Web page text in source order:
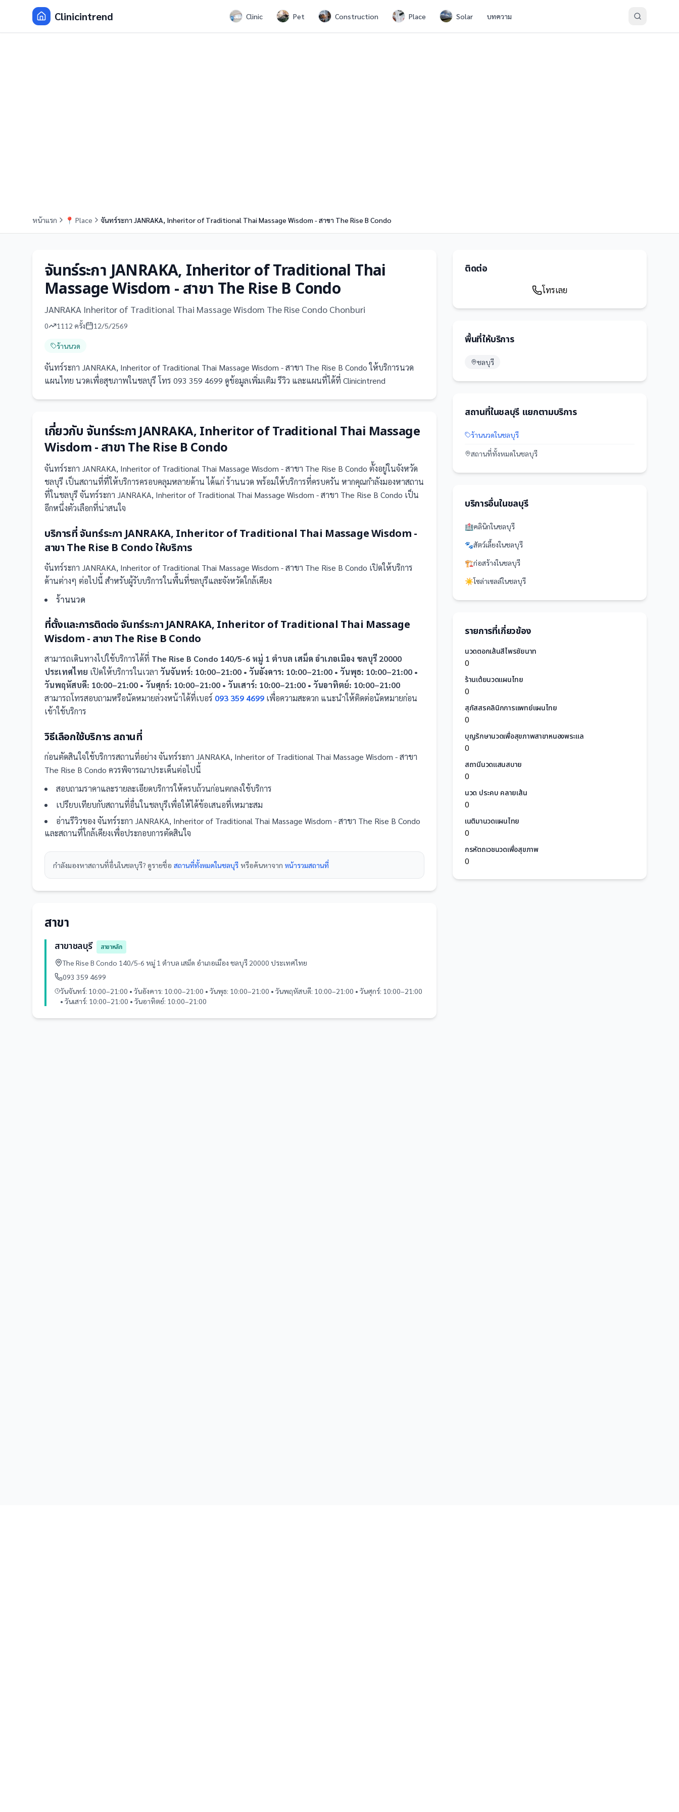
Clinicintrend Clinic Pet Construction Place Solar บทความ
หน้าแรก 📍 Place จันทร์ระกา JANRAKA, Inheritor of Traditional Thai Massage Wisdom - สาขา The Rise B Condo
จันทร์ระกา JANRAKA, Inheritor of Traditional Thai
Massage Wisdom - สาขา The Rise B Condo
JANRAKA Inheritor of Traditional Thai Massage Wisdom The Rise Condo Chonburi
0 1112 ครั้ง 12/5/2569
ร้านนวด
จันทร์ระกา JANRAKA, Inheritor of Traditional Thai Massage Wisdom - สาขา The Rise B Condo ให้บริการนวด
แผนไทย นวดเพื่อสุขภาพในชลบุรี โทร 093 359 4699 ดูข้อมูลเพิ่มเติม รีวิว และแผนที่ได้ที่ Clinicintrend
เกี่ยวกับ จันทร์ระกา JANRAKA, Inheritor of Traditional Thai Massage
Wisdom - สาขา The Rise B Condo
จันทร์ระกา JANRAKA, Inheritor of Traditional Thai Massage Wisdom - สาขา The Rise B Condo ตั้งอยู่ในจังหวัด
ชลบุรี เป็นสถานที่ที่ให้บริการครอบคลุมหลายด้าน ได้แก่ ร้านนวด พร้อมให้บริการที่ครบครัน หากคุณกำลังมองหาสถาน
ที่ในชลบุรี จันทร์ระกา JANRAKA, Inheritor of Traditional Thai Massage Wisdom - สาขา The Rise B Condo เป็น
อีกหนึ่งตัวเลือกที่น่าสนใจ
บริการที่จันทร์ระกา JANRAKA, Inheritor of Traditional Thai Massage Wisdom -
สาขา The Rise B Condo ให้บริการ
จันทร์ระกา JANRAKA, Inheritor of Traditional Thai Massage Wisdom - สาขา The Rise B Condo เปิดให้บริการ
ด้านต่างๆ ต่อไปนี้ สำหรับผู้รับบริการในพื้นที่ชลบุรีและจังหวัดใกล้เคียง
ร้านนวด
ที่ตั้งและการติดต่อจันทร์ระกา JANRAKA, Inheritor of Traditional Thai Massage
Wisdom - สาขา The Rise B Condo
สามารถเดินทางไปใช้บริการได้ที่ The Rise B Condo 140/5-6 หมู่ 1 ตำบล เสม็ด อำเภอเมือง ชลบุรี 20000
ประเทศไทย เปิดให้บริการในเวลา วันจันทร์: 10:00–21:00 • วันอังคาร: 10:00–21:00 • วันพุธ: 10:00–21:00 •
วันพฤหัสบดี: 10:00–21:00 • วันศุกร์: 10:00–21:00 • วันเสาร์: 10:00–21:00 • วันอาทิตย์: 10:00–21:00
สามารถโทรสอบถามหรือนัดหมายล่วงหน้าได้ที่เบอร์ 093 359 4699 เพื่อความสะดวก แนะนำให้ติดต่อนัดหมายก่อน
เข้าใช้บริการ
วิธีเลือกใช้บริการ สถานที่
ก่อนตัดสินใจใช้บริการสถานที่อย่าง จันทร์ระกา JANRAKA, Inheritor of Traditional Thai Massage Wisdom - สาขา
The Rise B Condo ควรพิจารณาประเด็นต่อไปนี้
สอบถามราคาและรายละเอียดบริการให้ครบถ้วนก่อนตกลงใช้บริการ
เปรียบเทียบกับสถานที่อื่นในชลบุรีเพื่อให้ได้ข้อเสนอที่เหมาะสม
อ่านรีวิวของ จันทร์ระกา JANRAKA, Inheritor of Traditional Thai Massage Wisdom - สาขา The Rise B Condo
และสถานที่ใกล้เคียงเพื่อประกอบการตัดสินใจ
กำลังมองหาสถานที่อื่นในชลบุรี? ดูรายชื่อ สถานที่ทั้งหมดในชลบุรี หรือค้นหาจาก หน้ารวมสถานที่
สาขา
สาขาชลบุรี
สาขาหลัก
The Rise B Condo 140/5-6 หมู่ 1 ตำบล เสม็ด อำเภอเมือง ชลบุรี 20000 ประเทศไทย
093 359 4699
วันจันทร์: 10:00–21:00 • วันอังคาร: 10:00–21:00 • วันพุธ: 10:00–21:00 • วันพฤหัสบดี: 10:00–21:00 • วันศุกร์: 10:00–21:00
• วันเสาร์: 10:00–21:00 • วันอาทิตย์: 10:00–21:00
ติดต่อ
โทรเลย
พื้นที่ให้บริการ
ชลบุรี
สถานที่ในชลบุรี แยกตามบริการ
ร้านนวดในชลบุรี
สถานที่ทั้งหมดในชลบุรี
บริการอื่นในชลบุรี
🏥คลินิกในชลบุรี
🐾สัตว์เลี้ยงในชลบุรี
🏗️ก่อสร้างในชลบุรี
☀️โซล่าเซลล์ในชลบุรี
รายการที่เกี่ยวข้อง
นวดตอกเส้นสีไพรชัยนาท
0
ร้านเต้ยนวดแผนไทย
0
สุภัสสรคลินิกการแพทย์แผนไทย
0
บุญรักษานวดเพื่อสุขภาพสาขาหนองพระแล
0
สถานีนวดแสนสบาย
0
นวด ประคบ คลายเส้น
0
เนติมานวดแผนไทย
0
กรหัตถเวชนวดเพื่อสุขภาพ
0